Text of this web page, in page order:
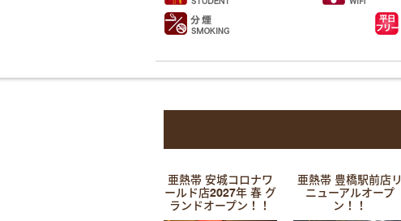
亜熱帯 安城コロナワ
ールド店2027年 春 グ
ランドオープン！！
亜熱帯 豊橋駅前店リ
ニューアルオープ
ン！！